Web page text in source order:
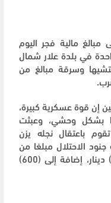
مالية فجر اليوم
في بلدة علار شمال
وسرقة مبالغ من
إن قوة عسكرية كبيرة،
بشكل وحشي، وعبثت
باعتقال نجله يزن
الاحتلال مبلغا من
المال قدر بـ (17400) شيقل، و(750) دينار، إضافة إلى (600)